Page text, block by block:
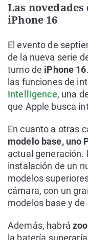
Las
iPhone 16
El evento de
de la nueva serie
turno de iPhone 16
las funciones de
Intelligence, una
que Apple busca
En cuanto a otras
modelo base, uno
actual generación.
instalación de un
modelos
cámara, con un
modelos base y
Además, habrá
la batería